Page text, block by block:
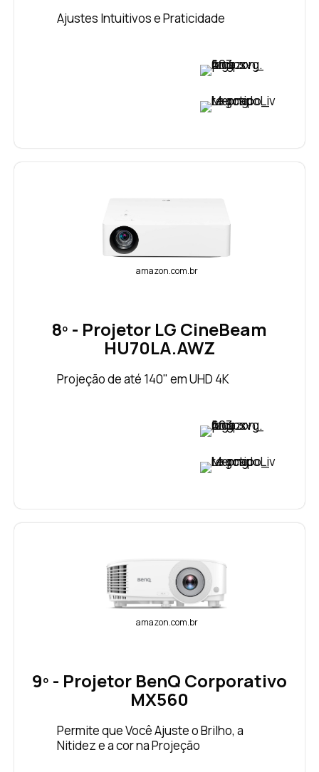
Ajustes Intuitivos e Praticidade
amazon.com.br
8º - Projetor LG CineBeam
HU70LA.AWZ
Projeção de até 140" em UHD 4K
amazon.com.br
9º - Projetor BenQ Corporativo
MX560
Permite que Você Ajuste o Brilho, a
Nitidez e a cor na Projeção